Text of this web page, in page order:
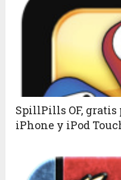
SpillPills OF,
iPhone y iPod